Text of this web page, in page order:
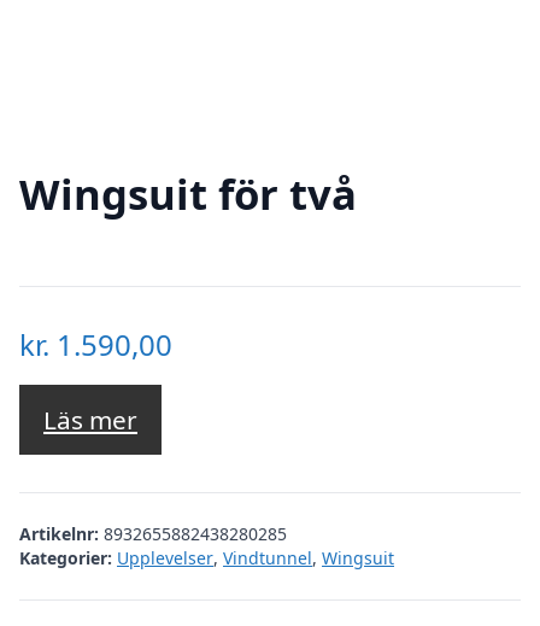
Wingsuit för två
kr. 1.590,00
Läs mer
Artikelnr: 8932655882438280285
Kategorier: Upplevelser, Vindtunnel, Wingsuit